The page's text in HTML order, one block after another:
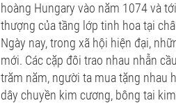
hoàng Hungary vào năm 1074 và
thượng của tầng lớp tinh hoa tại
Ngày nay, trong xã hội hiện đại,
mới. Các cặp đôi trao nhau nhẫn
trăm năm, người ta mua tặng nhau
dây chuyền kim cương, bông tai